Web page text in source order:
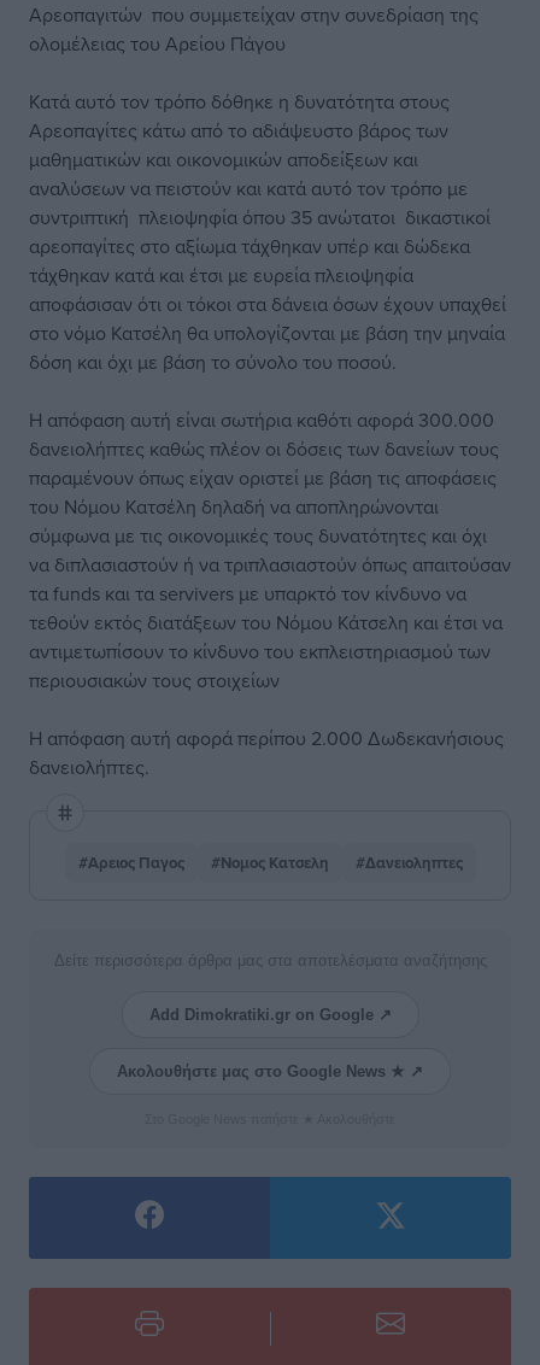
Αρεοπαγιτών που συμμετείχαν στην συνεδρίαση της
ολομέλειας του Αρείου Πάγου
Κατά αυτό τον τρόπο δόθηκε η δυνατότητα στους
Αρεοπαγίτες κάτω από το αδιάψευστο βάρος των
μαθηματικών και οικονομικών αποδείξεων και
αναλύσεων να πειστούν και κατά αυτό τον τρόπο με
συντριπτική πλειοψηφία όπου 35 ανώτατοι δικαστικοί
αρεοπαγίτες στο αξίωμα τάχθηκαν υπέρ και δώδεκα
τάχθηκαν κατά και έτσι με ευρεία πλειοψηφία
αποφάσισαν ότι οι τόκοι στα δάνεια όσων έχουν υπαχθεί
στο νόμο Κατσέλη θα υπολογίζονται με βάση την μηναία
δόση και όχι με βάση το σύνολο του ποσού.
Η απόφαση αυτή είναι σωτήρια καθότι αφορά 300.000
δανειολήπτες καθώς πλέον οι δόσεις των δανείων τους
παραμένουν όπως είχαν οριστεί με βάση τις αποφάσεις
του Νόμου Κατσέλη δηλαδή να αποπληρώνονται
σύμφωνα με τις οικονομικές τους δυνατότητες και όχι
να διπλασιαστούν ή να τριπλασιαστούν όπως απαιτούσαν
τα funds και τα servivers με υπαρκτό τον κίνδυνο να
τεθούν εκτός διατάξεων του Νόμου Κάτσελη και έτσι να
αντιμετωπίσουν το κίνδυνο του εκπλειστηριασμού των
περιουσιακών τους στοιχείων
Η απόφαση αυτή αφορά περίπου 2.000 Δωδεκανήσιους
δανειολήπτες.
#Αρειος Παγος #Νομος Κατσελη #Δανειοληπτες
Δείτε περισσότερα άρθρα μας στα αποτελέσματα αναζήτησης
Add Dimokratiki.gr on Google ↗
Ακολουθήστε μας στο Google News ★ ↗